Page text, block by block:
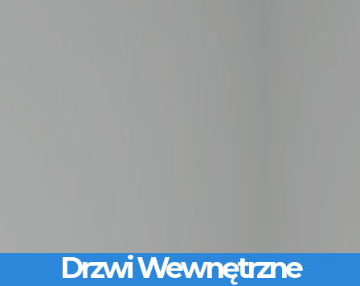
Drzwi Wewnętrzne